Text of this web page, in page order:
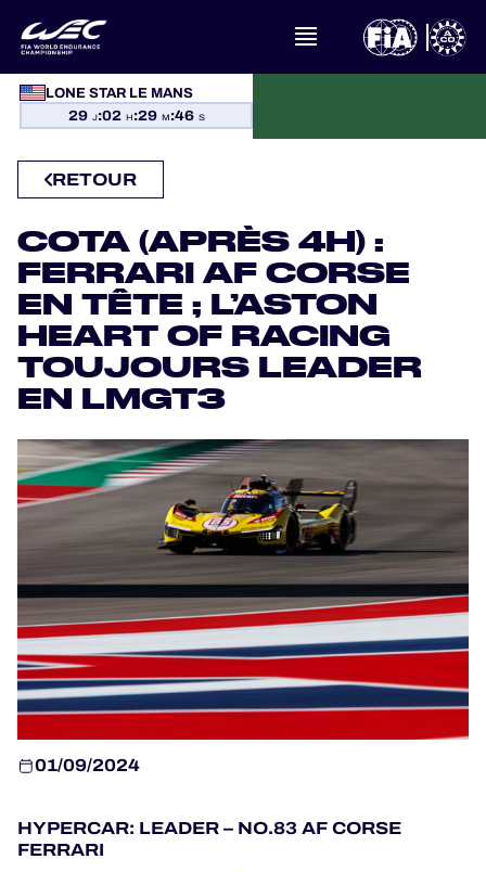
LONE STAR LE MANS
29 J:02 H:29 M:45 S
À PROPOS DU FIA WEC
CALENDRIER
CLASSEMENTS
RÉSULTATS
LA GRILLE
PROGRAMMES OFFICIELS
JEU OFFICIEL
HOSPITALITÉS
BILLETTERIE
ELMS
RETOUR
COTA (APRÈS 4H) :
FERRARI AF CORSE
EN TÊTE ; L’ASTON
HEART OF RACING
TOUJOURS LEADER
EN LMGT3
01/09/2024
HYPERCAR: LEADER – NO.83 AF CORSE
FERRARI